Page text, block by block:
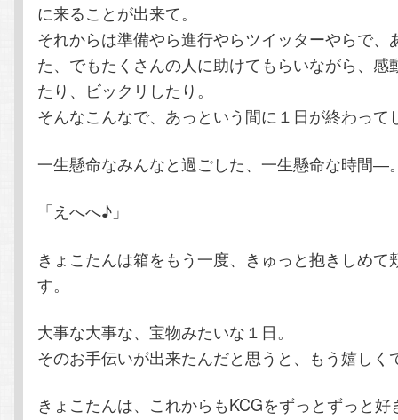
に来ることが出来て。
それからは準備やら進行やらツイッターやらで、
た、でもたくさんの人に助けてもらいながら、感
たり、ビックリしたり。
そんなこんなで、あっという間に１日が終わって
一生懸命なみんなと過ごした、一生懸命な時間―
「えへへ♪」
きょこたんは箱をもう一度、きゅっと抱きしめて
す。
大事な大事な、宝物みたいな１日。
そのお手伝いが出来たんだと思うと、もう嬉しく
きょこたんは、これからもKCGをずっとずっと